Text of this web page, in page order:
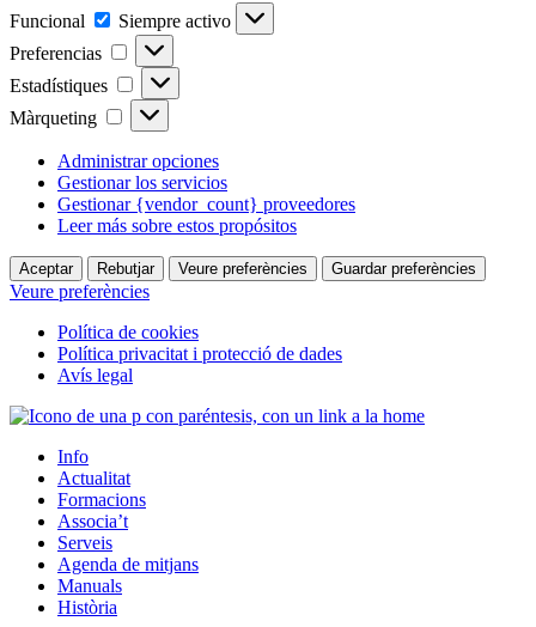
Funcional Funcional
Siempre activo
Preferencias
Preferencias
Estadístiques Estadístiques
Màrqueting Màrqueting
Administrar opciones
Gestionar los servicios
Gestionar {vendor_count} proveedores
Leer más sobre estos propósitos
Aceptar Rebutjar Veure preferències Guardar preferències
Veure preferències
Política de cookies
Política privacitat i protecció de dades
Avís legal
Info
Actualitat
Formacions
Associa’t
Serveis
Agenda de mitjans
Manuals
Història